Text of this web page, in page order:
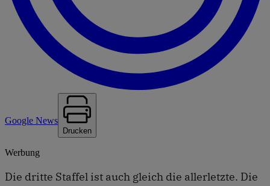
Google News
Drucken
Werbung
Die dritte Staffel ist auch gleich die allerletzte. Die